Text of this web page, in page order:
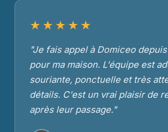
★★★★★
"Je fais appel à Domiceo
pour ma maison. L'équipe est
souriante, ponctuelle et très
détails. C'est un vrai plaisir de
après leur passage."